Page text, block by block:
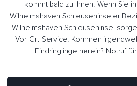
kommt bald zu Ihnen. Wenn Sie
Wilhelmshaven Schleuseninseler
Wilhelmshaven Schleuseninsel
Vor-Ort-Service. Kommen
Eindringlinge herein? Notruf